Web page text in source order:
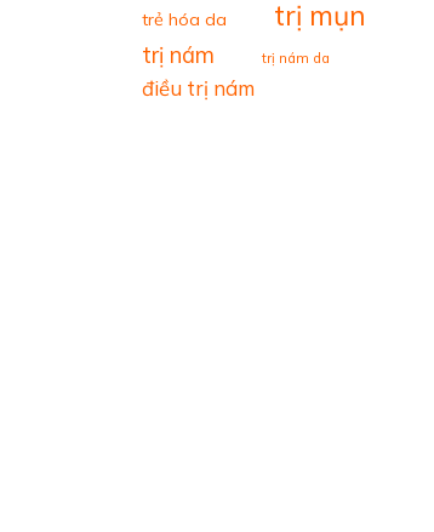
trẻ hóa da trị mụn
trị nám trị nám da
điều trị nám